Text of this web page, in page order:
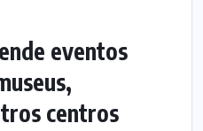
eventos
centros